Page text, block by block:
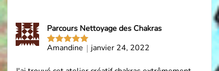
Note5sur
Parcours Nettoyage des Chakras
Amandine
janvier 24, 2022